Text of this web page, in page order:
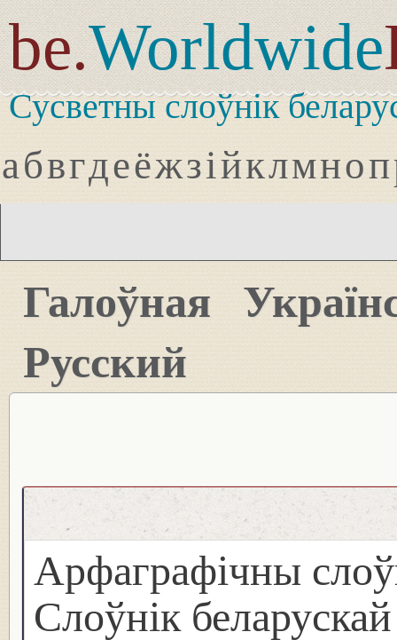
be.Worldwide
Сусветны слоўнік
абвгдеёжзійклмноп
Галоўная
Русский
Арфаграфічны
Слоўнік